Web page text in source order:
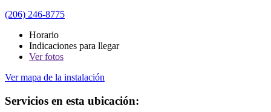
(206) 246-8775
Horario
Indicaciones para llegar
Verfotos
Ver mapa de la instalación
Servicios en esta ubicación: